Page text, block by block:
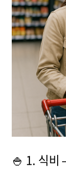
🍚 1. 식비